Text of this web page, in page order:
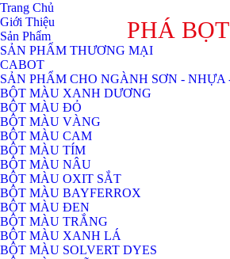
Trang Chủ
Giới Thiệu
Sản Phẩm
SẢN PHẨM THƯƠNG MẠI
CABOT
SẢN PHẨM CHO NGÀNH SƠN - NHỰA
BỘT MÀU XANH DƯƠNG
BỘT MÀU ĐỎ
BỘT MÀU VÀNG
BỘT MÀU CAM
BỘT MÀU TÍM
BỘT MÀU NÂU
BỘT MÀU OXIT SẮT
BỘT MÀU BAYFERROX
BỘT MÀU ĐEN
BỘT MÀU TRẮNG
BỘT MÀU XANH LÁ
BỘT MÀU SOLVERT DYES
PHÁ BỌT